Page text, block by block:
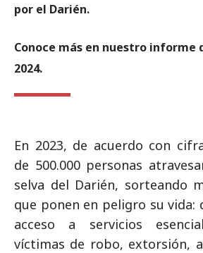
por el Darién.
Conoce más en nuestro informe
2024.
En 2023, de acuerdo con
de 500.000 personas
selva del Darién, sorteando
que ponen en peligro su vida:
acceso a servicios
víctimas de robo, extorsión,